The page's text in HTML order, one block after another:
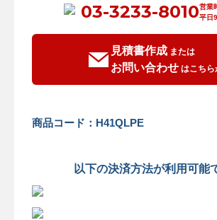
03-3233-8010営業
平日
見積書作成または
お問い合わせはこちら
商品コード：H41QLPE
以下の決済方法が利用可能